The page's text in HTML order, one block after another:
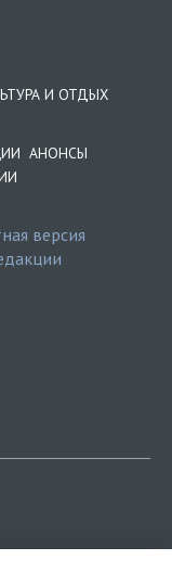
И ОТДЫХ
АНОНСЫ
версия